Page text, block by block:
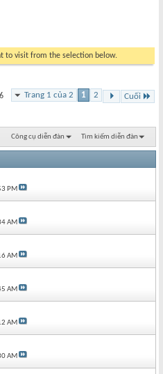
to visit from the selection below.
Trang 1 của 2 1 2 Cuối
Công cụ diễn đàn Tìm kiếm diễn đàn
PM
AM
AM
AM
AM
AM